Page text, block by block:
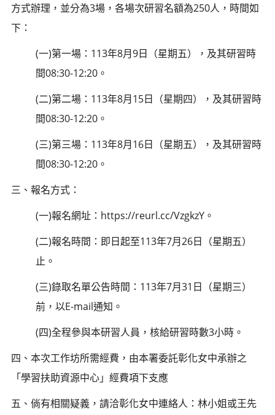
方式辦理，並分為3場，各場次研習名額為250人，時間如
下：
(一)第一場：113年8月9日（星期五），及其研習時
間08:30-12:20。
(二)第二場：113年8月15日（星期四），及其研習時
間08:30-12:20。
(三)第三場：113年8月16日（星期五），及其研習時
間08:30-12:20。
三、報名方式：
(一)報名網址：https://reurl.cc/VzgkzY。
(二)報名時間：即日起至113年7月26日（星期五）
止。
(三)錄取名單公告時間：113年7月31日（星期三）
前，以E-mail通知。
(四)全程參與本研習人員，核給研習時數3小時。
四、本次工作坊所需經費，由本署委託彰化女中承辦之
「學習扶助資源中心」經費項下支應
五、倘有相關疑義，請洽彰化女中連絡人：林小姐或王先